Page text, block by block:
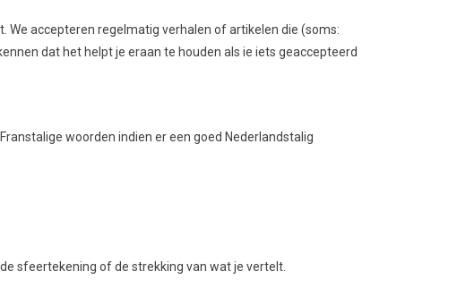
We accepteren regelmatig verhalen of artikelen die (soms:
dat het helpt je eraan te houden als ie iets geaccepteerd
woorden indien er een goed Nederlandstalig
sfeertekening of de strekking van wat je vertelt.